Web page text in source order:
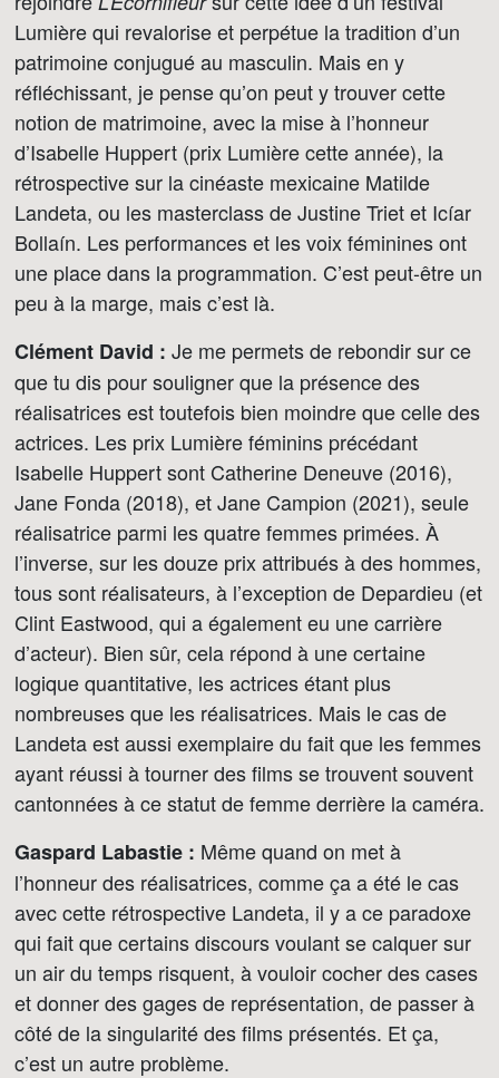
Lumière qui revalorise et perpétue la tradition d’un
patrimoine conjugué au masculin. Mais en y
réfléchissant, je pense qu’on peut y trouver cette
notion de matrimoine, avec la mise à l’honneur
d’Isabelle Huppert (prix Lumière cette année), la
rétrospective sur la cinéaste mexicaine Matilde
Landeta, ou les masterclass de Justine Triet et Icíar
Bollaín. Les performances et les voix féminines ont
une place dans la programmation. C’est peut-être un
peu à la marge, mais c’est là.
Clément David : Je me permets de rebondir sur ce
que tu dis pour souligner que la présence des
réalisatrices est toutefois bien moindre que celle des
actrices. Les prix Lumière féminins précédant
Isabelle Huppert sont Catherine Deneuve (2016),
Jane Fonda (2018), et Jane Campion (2021), seule
réalisatrice parmi les quatre femmes primées. À
l’inverse, sur les douze prix attribués à des hommes,
tous sont réalisateurs, à l’exception de Depardieu (et
Clint Eastwood, qui a également eu une carrière
d’acteur). Bien sûr, cela répond à une certaine
logique quantitative, les actrices étant plus
nombreuses que les réalisatrices. Mais le cas de
Landeta est aussi exemplaire du fait que les femmes
ayant réussi à tourner des films se trouvent souvent
cantonnées à ce statut de femme derrière la caméra.
Gaspard Labastie : Même quand on met à
l’honneur des réalisatrices, comme ça a été le cas
avec cette rétrospective Landeta, il y a ce paradoxe
qui fait que certains discours voulant se calquer sur
un air du temps risquent, à vouloir cocher des cases
et donner des gages de représentation, de passer à
côté de la singularité des films présentés. Et ça,
c’est un autre problème.